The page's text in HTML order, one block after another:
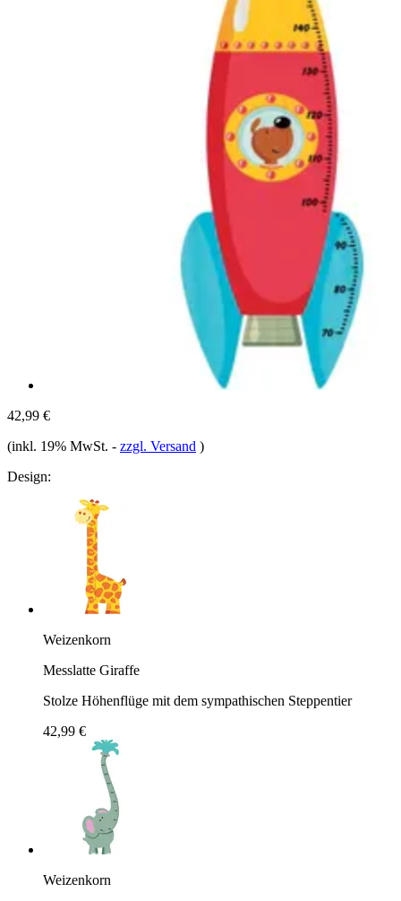
42,99 €
(inkl. 19% MwSt. - zzgl. Versand )
Design:
Weizenkorn
Messlatte Giraffe
Stolze Höhenflüge mit dem sympathischen Steppentier
42,99 €
Weizenkorn